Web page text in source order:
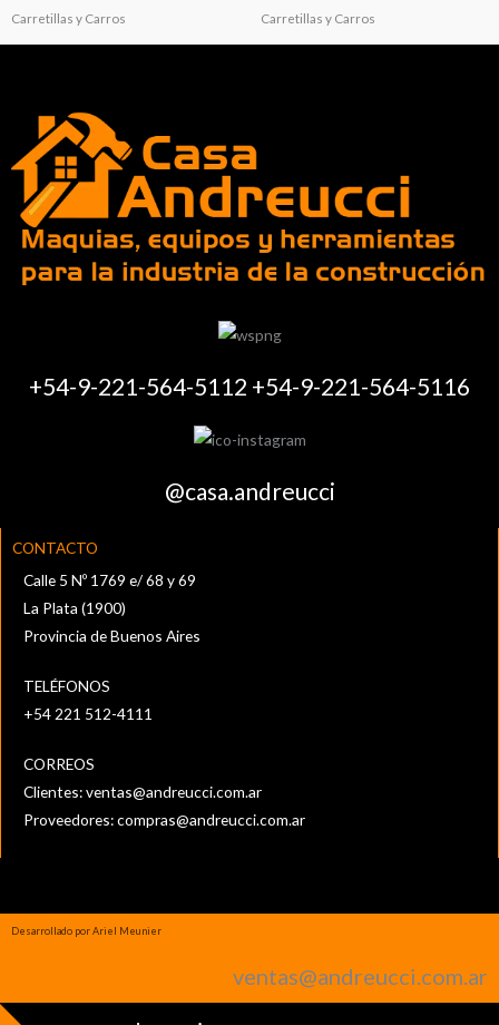
Carretillas y Carros Carretillas y Carros
+54-9-221-564-5112 +54-9-221-564-5116
@casa.andreucci
CONTACTO
Calle 5 Nº 1769 e/ 68 y 69
La Plata (1900)
Provincia de Buenos Aires
TELÉFONOS
+54 221 512-4111‬
CORREOS
Clientes:ventas@andreucci.com.ar
Proveedores:compras@andreucci.com.ar
Desarrollado por Ariel Meunier
ventas@andreucci.com.ar